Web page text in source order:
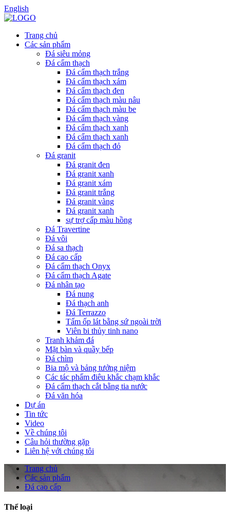
English
Trang chủ
Các sản phẩm
Đá siêu mỏng
Đá cẩm thạch
Đá cẩm thạch trắng
Đá cẩm thạch xám
Đá cẩm thạch đen
Đá cẩm thạch màu nâu
Đá cẩm thạch màu be
Đá cẩm thạch vàng
Đá cẩm thạch xanh
Đá cẩm thạch xanh
Đá cẩm thạch đỏ
Đá granit
Đá granit đen
Đá granit xanh
Đá granit xám
Đá granit trắng
Đá granit vàng
Đá granit xanh
sự trợ cấp màu hồng
Đá Travertine
Đá vôi
Đá sa thạch
Đá cao cấp
Đá cẩm thạch Onyx
Đá cẩm thạch Agate
Đá nhân tạo
Đá nung
Đá thạch anh
Đá Terrazzo
Tấm ốp lát bằng sứ ngoài trời
Viên bi thủy tinh nano
Tranh khảm đá
Mặt bàn và quầy bếp
Đá chìm
Bia mộ và bảng tưởng niệm
Các tác phẩm điêu khắc chạm khắc
Đá cẩm thạch cắt bằng tia nước
Đá văn hóa
Dự án
Tin tức
Video
Về chúng tôi
Câu hỏi thường gặp
Liên hệ với chúng tôi
Trang chủ
Các sản phẩm
Đá cao cấp
Thể loại